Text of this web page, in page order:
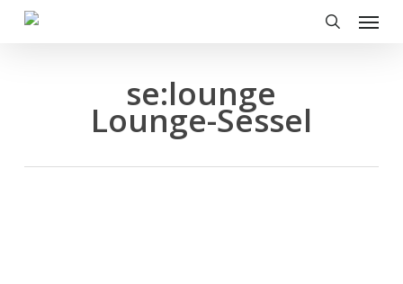
se:lounge
Lounge-Sessel